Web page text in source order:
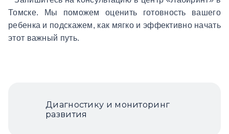
Томске. Мы поможем оценить готовность вашего
ребенка и подскажем, как мягко и эффективно начать
этот важный путь.
Диагностику и мониторинг
развития